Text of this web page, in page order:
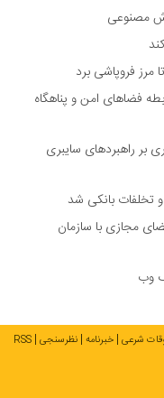
مصنوعی
فروپاشی برد
فضا‌های امن و پناهگاه
بر راهبرد‌های سایبری
تخلفات بانکی شد
مجازی با سازمان
شرعی خبرنامه نظرسنجی RSS